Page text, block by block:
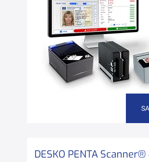
DESKO PENTA Scanner®